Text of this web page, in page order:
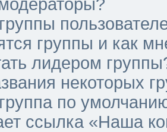
группы и как
лидером
некоторых
по
ссылка «Наша